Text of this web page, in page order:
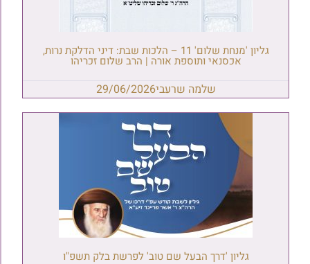
גליון 'מנחת שלום' 11 – הלכות שבת: דיני הדלקת נרות,
אכסנאי ותוספת אורה | הרב שלום זכריהו
שלמה שרעבי29/06/2026
גליון 'דרך הבעל שם טוב' לפרשת בלק תשפ"ו